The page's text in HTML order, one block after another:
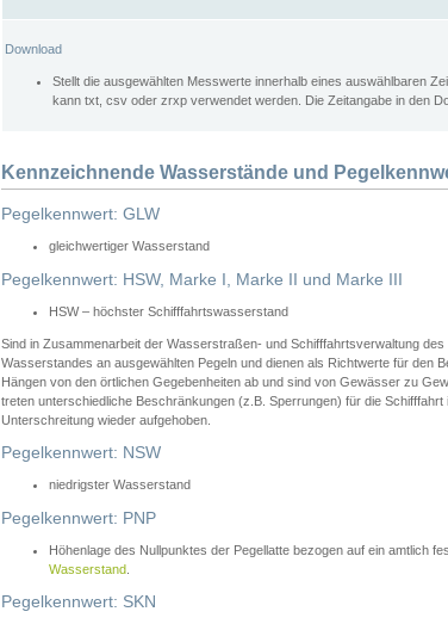
Download
Stellt die ausgewählten Messwerte innerhalb eines auswählbaren
kann txt, csv oder zrxp verwendet werden. Die Zeitangabe in den
Kennzeichnende Wasserstände und
Pegelkennwert: GLW
gleichwertiger Wasserstand
Pegelkennwert: HSW, Marke I, Marke II und Marke III
HSW – höchster Schifffahrtswasserstand
Sind in Zusammenarbeit der Wasserstraßen- und Schifffahrtsverwaltung
Wasserstandes an ausgewählten Pegeln und dienen als Richtwerte für den
Hängen von den örtlichen Gegebenheiten ab und sind von Gewässer zu
treten unterschiedliche Beschränkungen (z.B. Sperrungen) für die
Unterschreitung wieder aufgehoben.
Pegelkennwert: NSW
niedrigster Wasserstand
Pegelkennwert: PNP
Höhenlage des Nullpunktes der Pegellatte bezogen auf ein amtlich
Wasserstand
Pegelkennwert: SKN